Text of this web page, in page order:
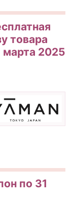
товара
марта 2025
по 31